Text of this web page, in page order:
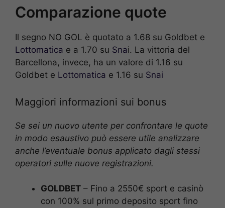
Comparazione quote
Il segno NO GOL è quotato a 1.68 su Goldbet e
Lottomatica e a 1.70 su Snai. La vittoria del
Barcellona, invece, ha un valore di 1.16 su
Goldbet e Lottomatica e 1.16 su Snai
Maggiori informazioni sui bonus
Se sei un nuovo utente per confrontare le quote
in modo esaustivo può essere utile analizzare
anche l’eventuale bonus applicato dagli stessi
operatori sulle nuove registrazioni.
GOLDBET – Fino a 2550€ sport e casinò
con 100% sul primo deposito sport fino